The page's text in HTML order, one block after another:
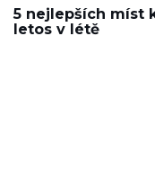
5 nejlepších míst
letos v létě